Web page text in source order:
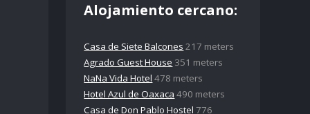
Alojamiento cercano:
Casa de Siete Balcones 217 meters
Agrado Guest House 351 meters
NaNa Vida Hotel 478 meters
Hotel Azul de Oaxaca 490 meters
Casa de Don Pablo Hostel 776